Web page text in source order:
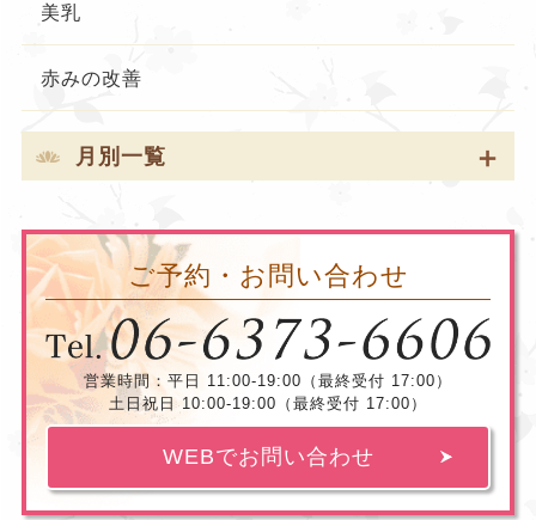
美乳
赤みの改善
月別一覧
ご予約・お問い合わせ
営業時間：平日 11:00-19:00（最終受付 17:00）
土日祝日 10:00-19:00（最終受付 17:00）
WEBでお問い合わせ